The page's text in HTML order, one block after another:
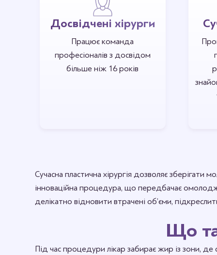
Досвідчені хірурги
Працює команда
професіоналів з досвідом
більше ніж 16 років
Сучасна пластична хірургія дозволяє зберігати
інноваційна процедура, що передбачає
делікатно відновити втрачені об’єми,
Що
Під час процедури лікар забирає жир із зони,